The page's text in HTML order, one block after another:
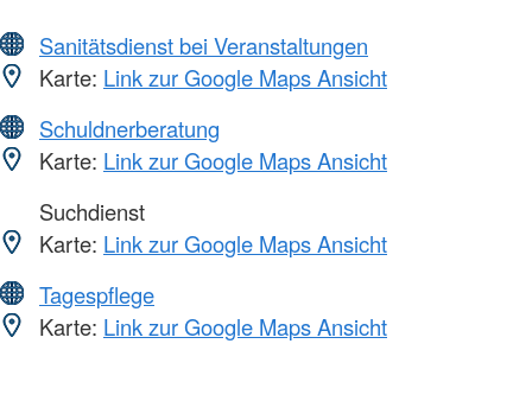
Sanitätsdienst bei Veranstaltungen
Karte: Link zur Google Maps Ansicht
Schuldnerberatung
Karte: Link zur Google Maps Ansicht
Suchdienst
Karte: Link zur Google Maps Ansicht
Tagespflege
Karte: Link zur Google Maps Ansicht